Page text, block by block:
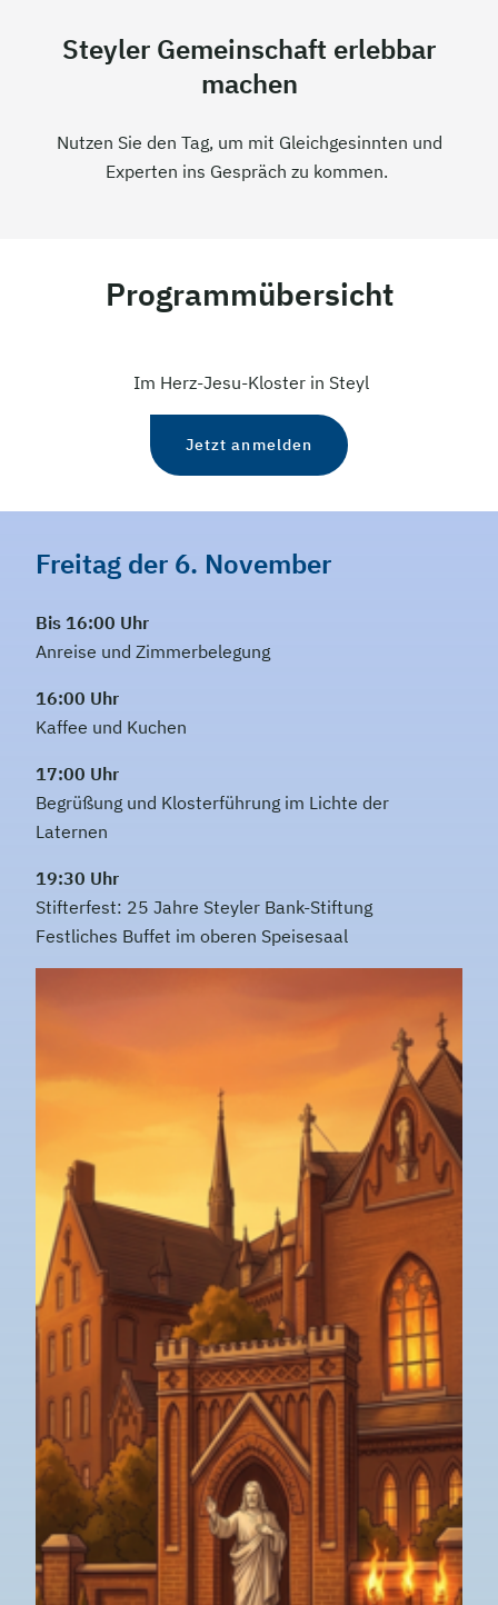
Steyler Gemeinschaft erlebbar
machen
Nutzen Sie den Tag, um mit Gleichgesinnten und
Experten ins Gespräch zu kommen.
Programmübersicht
Im Herz-Jesu-Kloster in Steyl
Jetzt anmelden
Freitag der 6. November
Bis 16:00 Uhr
Anreise und Zimmerbelegung
16:00 Uhr
Kaffee und Kuchen
17:00 Uhr
Begrüßung und Klosterführung im Lichte der
Laternen
19:30 Uhr
Stifterfest: 25 Jahre Steyler Bank-Stiftung
Festliches Buffet im oberen Speisesaal